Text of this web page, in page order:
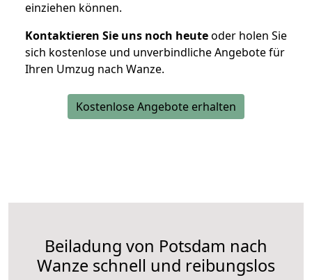
einziehen können.
Kontaktieren Sie uns noch heuteoder holen Sie
sich kostenlose und unverbindliche Angebote für
Ihren Umzug nach Wanze.
Kostenlose Angebote erhalten
Beiladung von Potsdam nach
Wanze schnell und reibungslos